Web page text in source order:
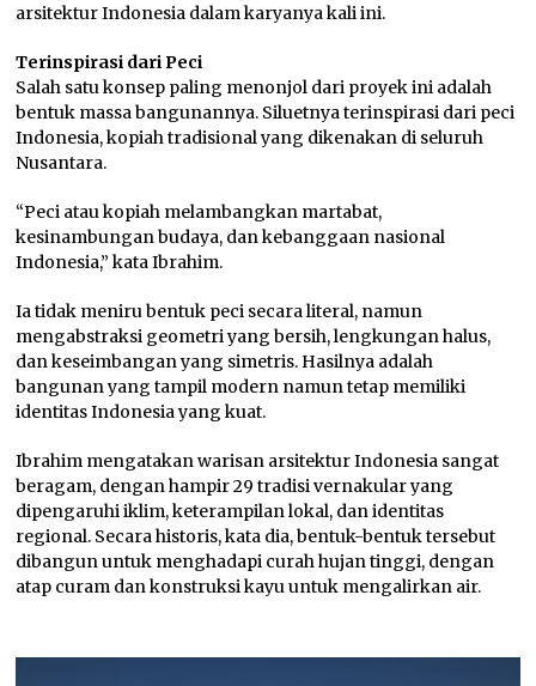
arsitektur Indonesia dalam karyanya kali ini.
Terinspirasi dari Peci
Salah satu konsep paling menonjol dari proyek ini adalah
bentuk massa bangunannya. Siluetnya terinspirasi dari peci
Indonesia, kopiah tradisional yang dikenakan di seluruh
Nusantara.
“Peci atau kopiah melambangkan martabat,
kesinambungan budaya, dan kebanggaan nasional
Indonesia,” kata Ibrahim.
Ia tidak meniru bentuk peci secara literal, namun
mengabstraksi geometri yang bersih, lengkungan halus,
dan keseimbangan yang simetris. Hasilnya adalah
bangunan yang tampil modern namun tetap memiliki
identitas Indonesia yang kuat.
Ibrahim mengatakan warisan arsitektur Indonesia sangat
beragam, dengan hampir 29 tradisi vernakular yang
dipengaruhi iklim, keterampilan lokal, dan identitas
regional. Secara historis, kata dia, bentuk-bentuk tersebut
dibangun untuk menghadapi curah hujan tinggi, dengan
atap curam dan konstruksi kayu untuk mengalirkan air.